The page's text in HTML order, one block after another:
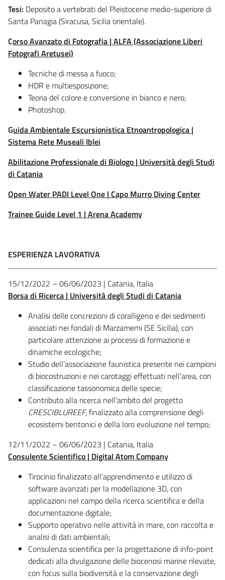
Tesi: Deposito a vertebrati del Pleistocene medio-superiore di
Santa Panagia (Siracusa, Sicilia orientale).
Corso Avanzato di Fotografia | ALFA (Associazione Liberi
Fotografi Aretusei)
Tecniche di messa a fuoco;
HDR e multiesposizione;
Teoria del colore e conversione in bianco e nero;
Photoshop.
Guida Ambientale Escursionistica Etnoantropologica |
Sistema Rete Museali Iblei
Abilitazione Professionale di Biologo | Università degli Studi
di Catania
Open Water PADI Level One | Capo Murro Diving Center
Trainee Guide Level 1 | Arena Academy
ESPERIENZA LAVORATIVA
15/12/2022 – 06/06/2023 | Catania, Italia
Borsa di Ricerca | Università degli Studi di Catania
Analisi delle concrezioni di coralligeno e dei sedimenti
associati nei fondali di Marzamemi (SE Sicilia), con
particolare attenzione ai processi di formazione e
dinamiche ecologiche;
Studio dell’associazione faunistica presente nei campioni
di biocostruzioni e nei carotaggi effettuati nell’area, con
classificazione tassonomica delle specie;
Contributo alla ricerca nell’ambito del progetto
CRESCIBLUREEF, finalizzato alla comprensione degli
ecosistemi bentonici e della loro evoluzione nel tempo;
12/11/2022 – 06/06/2023 | Catania, Italia
Consulente Scientifico | Digital Atom Company
Tirocinio finalizzato all’apprendimento e utilizzo di
software avanzati per la modellazione 3D, con
applicazioni nel campo della ricerca scientifica e della
documentazione digitale;
Supporto operativo nelle attività in mare, con raccolta e
analisi di dati ambientali;
Consulenza scientifica per la progettazione di info-point
dedicati alla divulgazione delle biocenosi marine rilevate,
con focus sulla biodiversità e la conservazione degli